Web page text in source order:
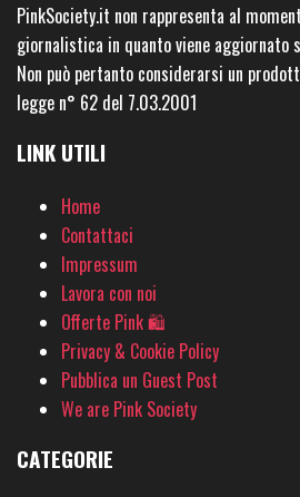
PinkSociety.it non rappresenta al
giornalistica in quanto viene aggiornato
Non può pertanto considerarsi un
legge n° 62 del 7.03.2001
LINK UTILI
Home
Contattaci
Impressum
Lavora con noi
Offerte Pink 🛍
Privacy & Cookie Policy
Pubblica un Guest Post
We are Pink Society
CATEGORIE